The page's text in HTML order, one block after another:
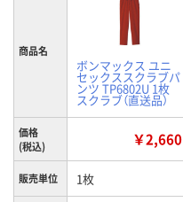
商品名
ボンマックス ユニ
セックススクラブパ
ンツ TP6802U 1枚
スクラブ（直送品）
価格
(税込)
￥2,660
販売単位 1枚